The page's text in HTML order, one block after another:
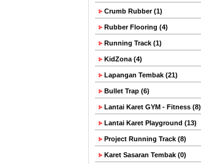
Crumb Rubber (1)
Rubber Flooring (4)
Running Track (1)
KidZona (4)
Lapangan Tembak (21)
Bullet Trap (6)
Lantai Karet GYM - Fitness (8)
Lantai Karet Playground (13)
Project Running Track (8)
Karet Sasaran Tembak (0)